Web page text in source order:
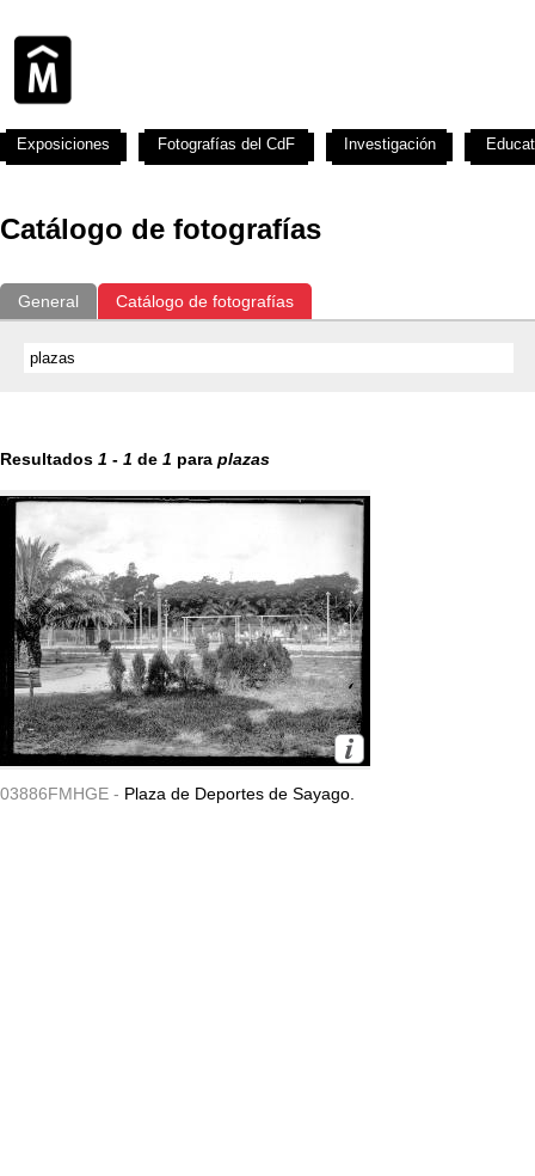
Catálogo de fotografías
General Catálogo de fotografías
Resultados 1 - 1 de 1 para plazas
03886FMHGE - Plaza de Deportes de Sayago.
Exposiciones Fotografías del CdF Investigación